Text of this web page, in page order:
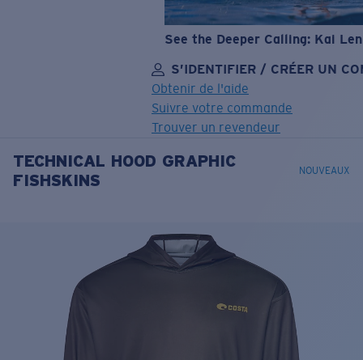
See the Deeper Calling: Kai
S’IDENTIFIER / CRÉER UN
Obtenir de l'aide
Suivre votre commande
Trouver un revendeur
OBJECTIF MIS À JOURAJOUTÉ AU PANIER!
TECHNICAL HOOD GRAPHIC
FISHSKINS
NOUVEAUX